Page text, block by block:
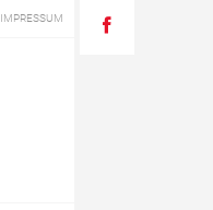
IMPRESSUM